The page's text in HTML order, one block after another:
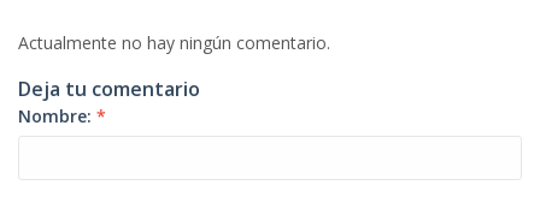
Actualmente no hay ningún comentario.
Deja tu comentario
Nombre: *